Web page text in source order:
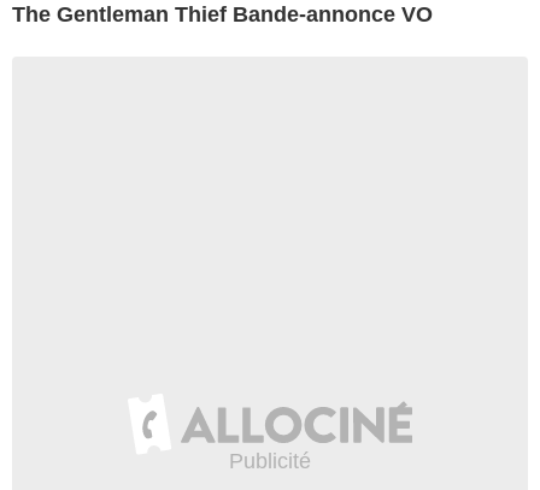
The Gentleman Thief Bande-annonce VO